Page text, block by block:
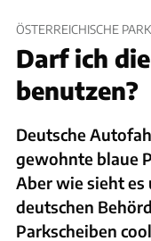
ÖSTERREICHISCHE
Darf ich
benutzen?
Deutsche
gewohnte blaue
Aber wie sieht es
deutschen
Parkscheiben